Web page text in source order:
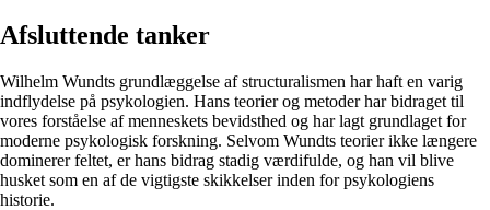
Afsluttende tanker
Wilhelm Wundts grundlæggelse af structuralismen har haft en varig
indflydelse på psykologien. Hans teorier og metoder har bidraget til
vores forståelse af menneskets bevidsthed og har lagt grundlaget for
moderne psykologisk forskning. Selvom Wundts teorier ikke længere
dominerer feltet, er hans bidrag stadig værdifulde, og han vil blive
husket som en af de vigtigste skikkelser inden for psykologiens
historie.